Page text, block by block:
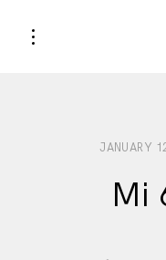
JANUARY
Mi